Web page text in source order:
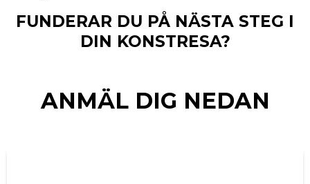
FUNDERAR DU PÅ NÄSTA STEG I
DIN KONSTRESA?
ANMÄL DIG NEDAN